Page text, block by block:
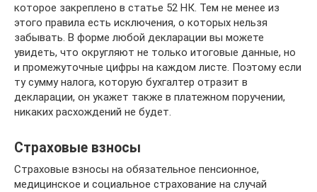
которое закреплено в статье 52 НК. Тем не менее из
этого правила есть исключения, о которых нельзя
забывать. В форме любой декларации вы можете
увидеть, что округляют не только итоговые данные, но
и промежуточные цифры на каждом листе. Поэтому если
ту сумму налога, которую бухгалтер отразит в
декларации, он укажет также в платежном поручении,
никаких расхождений не будет.
Страховые взносы
Страховые взносы на обязательное пенсионное,
медицинское и социальное страхование на случай